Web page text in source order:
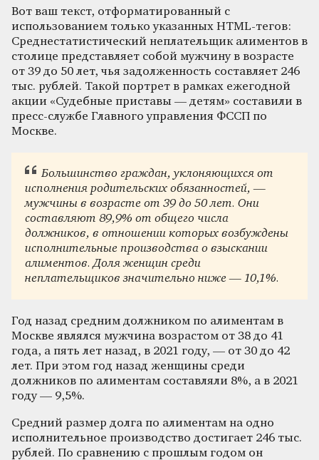
Вот ваш текст, отформатированный с
использованием только указанных HTML-тегов:
Среднестатистический неплательщик алиментов в
столице представляет собой мужчину в возрасте
от 39 до 50 лет, чья задолженность составляет 246
тыс. рублей. Такой портрет в рамках ежегодной
акции «Судебные приставы — детям» составили в
пресс-службе Главного управления ФССП по
Москве.
Большинство граждан, уклоняющихся от
исполнения родительских обязанностей, —
мужчины в возрасте от 39 до 50 лет. Они
составляют 89,9% от общего числа
должников, в отношении которых возбуждены
исполнительные производства о взыскании
алиментов. Доля женщин среди
неплательщиков значительно ниже — 10,1%.
Год назад средним должником по алиментам в
Москве являлся мужчина возрастом от 38 до 41
года, а пять лет назад, в 2021 году, — от 30 до 42
лет. При этом год назад женщины среди
должников по алиментам составляли 8%, а в 2021
году — 9,5%.
Средний размер долга по алиментам на одно
исполнительное производство достигает 246 тыс.
рублей. По сравнению с прошлым годом он